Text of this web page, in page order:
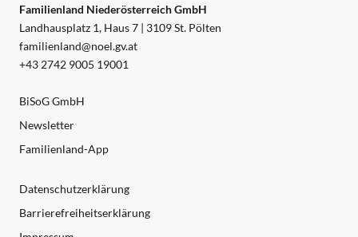
Familienland Niederösterreich GmbH
Landhausplatz 1, Haus 7 | 3109 St. Pölten
familienland@noel.gv.at
+43 2742 9005 19001
BiSoG GmbH
Newsletter
Familienland-App
Datenschutzerklärung
Barrierefreiheitserklärung